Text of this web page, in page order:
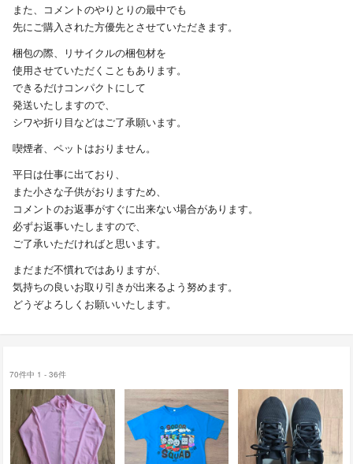
また、コメントのやりとりの最中でも
先にご購入された方優先とさせていただきます。
梱包の際、リサイクルの梱包材を
使用させていただくこともあります。
できるだけコンパクトにして
発送いたしますので、
シワや折り目などはご了承願います。
喫煙者、ペットはおりません。
平日は仕事に出ており、
また小さな子供がおりますため、
コメントのお返事がすぐに出来ない場合があります。
必ずお返事いたしますので、
ご了承いただければと思います。
まだまだ不慣れではありますが、
気持ちの良いお取り引きが出来るよう努めます。
どうぞよろしくお願いいたします。
70件中 1 - 36件